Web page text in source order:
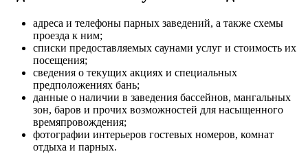
адреса и телефоны парных заведений, а также схемы
проезда к ним;
списки предоставляемых саунами услуг и стоимость их
посещения;
сведения о текущих акциях и специальных
предположениях бань;
данные о наличии в заведения бассейнов, мангальных
зон, баров и прочих возможностей для насыщенного
времяпровождения;
фотографии интерьеров гостевых номеров, комнат
отдыха и парных.